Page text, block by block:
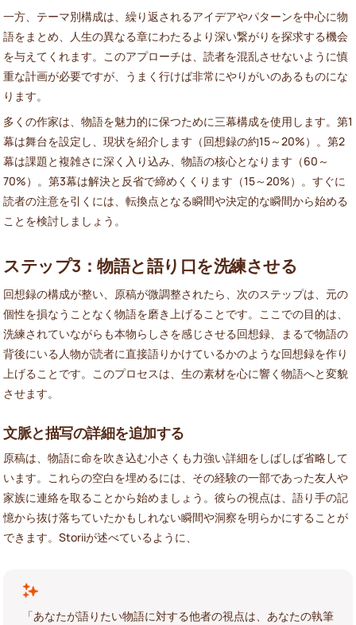
一方、テーマ別構成は、繰り返されるアイデアやパターンを中心に物
語をまとめ、人生の異なる章にわたるより深い繋がりを探求する機会
を与えてくれます。このアプローチは、読者を混乱させないように慎
重な計画が必要ですが、うまく行けば非常にやりがいのあるものにな
ります。
多くの作家は、物語を魅力的に保つために三幕構成を使用します。第1
幕は舞台を設定し、現状を紹介します（回想録の約15～20%）。第2
幕は課題と複雑さに深く入り込み、物語の核心となります（60～
70%）。第3幕は解決と反省で締めくくります（15～20%）。すぐに
読者の注意を引くには、転換点となる瞬間や決定的な瞬間から始める
ことを検討しましょう。
ステップ3：物語と語り口を洗練させる
回想録の構成が整い、原稿が微調整されたら、次のステップは、元の
個性を損なうことなく物語を磨き上げることです。ここでの目的は、
洗練されていながらも本物らしさを感じさせる回想録、まるで物語の
背後にいる人物が読者に直接語りかけているかのような回想録を作り
上げることです。このプロセスは、生の素材を心に響く物語へと変貌
させます。
文脈と描写の詳細を追加する
原稿は、物語に命を吹き込む小さくも力強い詳細をしばしば省略して
います。これらの空白を埋めるには、その経験の一部であった友人や
家族に連絡を取ることから始めましょう。彼らの視点は、語り手の記
憶から抜け落ちていたかもしれない瞬間や洞察を明らかにすることが
できます。Storiiが述べているように、
「あなたが語りたい物語に対する他者の視点は、あなたの執筆